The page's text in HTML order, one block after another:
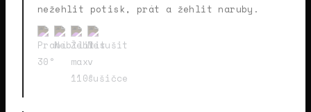
nežehlit potisk, prát a žehlit naruby.